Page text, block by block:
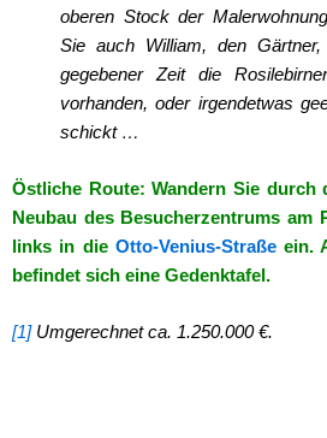
oberen Stock der
Sie auch William, den
gegebener Zeit die
vorhanden, oder irgendetwas
schickt …
Östliche Route: Wandern Sie durch
Neubau des Besucherzentrums am
links in die Otto-Venius-Straßeein.
befindet sich eine Gedenktafel.
[1]Umgerechnet ca. 1.250.000 €.